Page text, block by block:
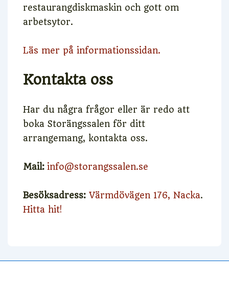
restaurangdiskmaskin och gott om
arbetsytor.
Läs mer på informationssidan.
Kontakta oss
Har du några frågor eller är redo att
boka Storängssalen för ditt
arrangemang, kontakta oss.
Mail: info@storangssalen.se
Besöksadress: Värmdövägen 176, Nacka.
Hitta hit!